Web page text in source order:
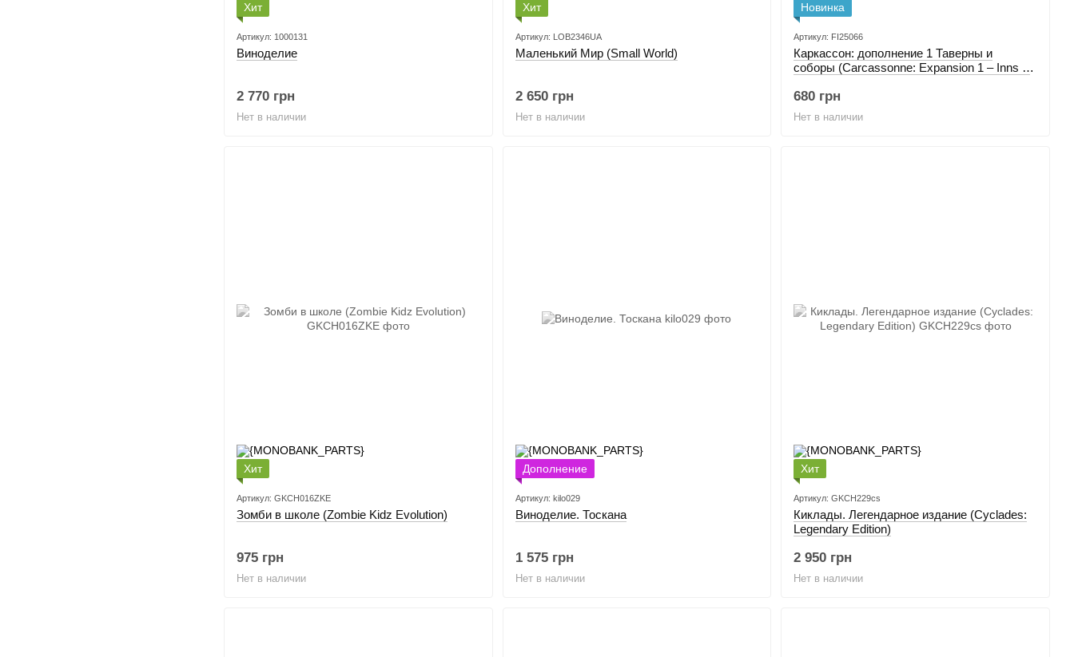
Хит
Артикул: 1000131
Виноделие
2 770 грн
Нет в наличии
Хит
Артикул: LOB2346UA
Маленький Мир (Small World)
2 650 грн
Нет в наличии
Новинка
Артикул: FI25066
Каркасcон: дополнение 1 Таверны и
соборы (Carcassonne: Expansion 1 – Inns &
680 грн
Нет в наличии
Хит
Артикул: GKCH016ZKE
Зомби в школе (Zombie Kidz Evolution)
975 грн
Нет в наличии
Дополнение
Артикул: kilo029
Виноделие. Тоскана
1 575 грн
Нет в наличии
Хит
Артикул: GKCH229cs
Киклады. Легендарное издание (Cyclades:
Legendary Edition)
2 950 грн
Нет в наличии